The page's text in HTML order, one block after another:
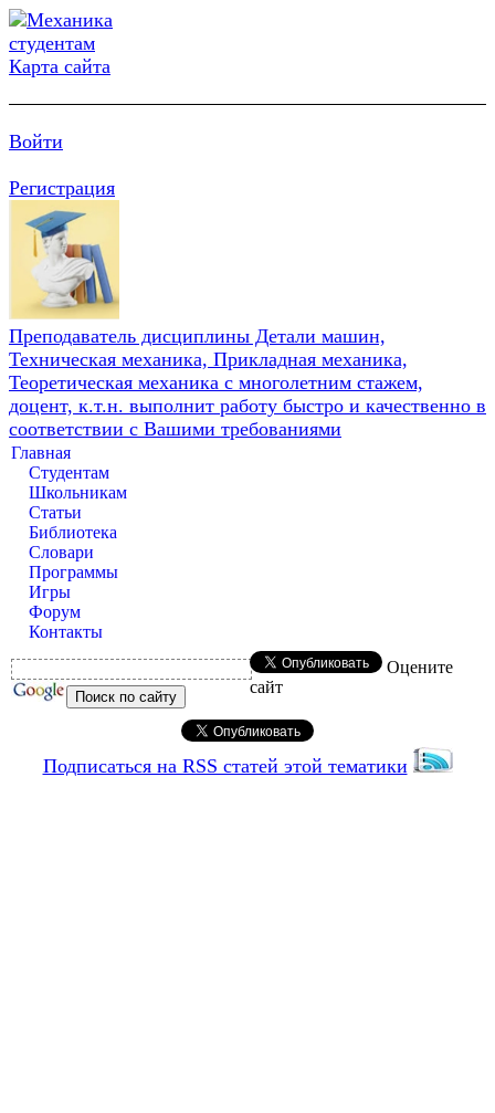
Карта сайта
Войти
Регистрация
Преподаватель дисциплины Детали машин,
Техническая механика, Прикладная механика,
Теоретическая механика с многолетним стажем,
доцент, к.т.н. выполнит работу быстро и качественно в
соответствии с Вашими требованиями
Главная
Студентам
Школьникам
Статьи
Библиотека
Словари
Программы
Игры
Форум
Контакты
Оцените
сайт
Подписаться на RSS статей этой тематики